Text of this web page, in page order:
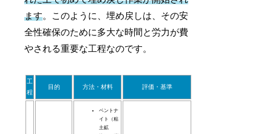
ます。このように、埋め戻しは、その安
全性確保のために多大な時間と労力が費
やされる重要な工程なのです。
工
程
目的 方法・材料 評価・基準
ベントナ
イト（粘
土鉱